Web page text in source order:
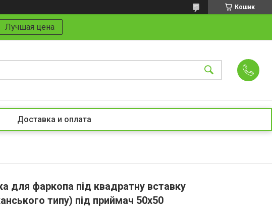
Кошик
Лучшая цена
Доставка и оплата
для фаркопа під квадратну вставку
типу) під приймач 50х50